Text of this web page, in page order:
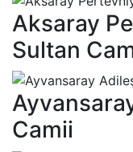
Aksaray
Sultan
Camii